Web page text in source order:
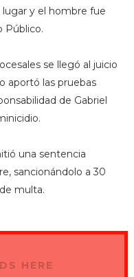
lugar y el hombre fue
Público.
se llegó al juicio
aportó las pruebas
de Gabriel
una sentencia
sancionándolo a 30
multa.
HERE